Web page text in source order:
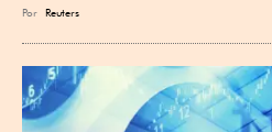
Por Reuters